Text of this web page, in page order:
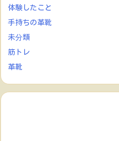
体験したこと
手持ちの革靴
未分類
筋トレ
革靴